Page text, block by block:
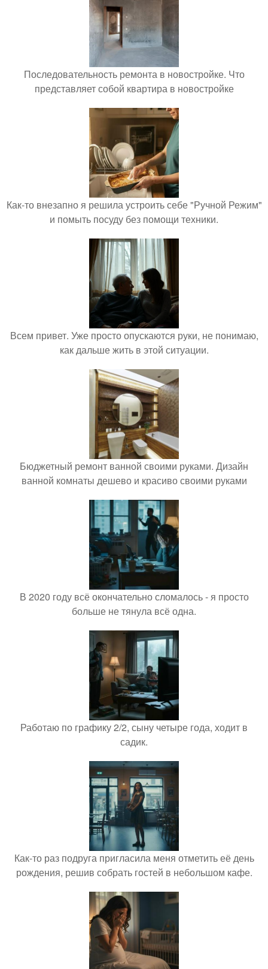
Последовательность ремонта в новостройке. Что
представляет собой квартира в новостройке
Как-то внезапно я решила устроить себе "Ручной Режим"
и помыть посуду без помощи техники.
Всем привет. Уже просто опускаются руки, не понимаю,
как дальше жить в этой ситуации.
Бюджетный ремонт ванной своими руками. Дизайн
ванной комнаты дешево и красиво своими руками
В 2020 году всё окончательно сломалось - я просто
больше не тянула всё одна.
Работаю по графику 2/2, сыну четыре года, ходит в
садик.
Как-то раз подруга пригласила меня отметить её день
рождения, решив собрать гостей в небольшом кафе.